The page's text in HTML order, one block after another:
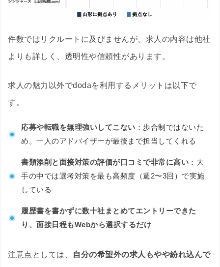
件数ではリクルートに及びませんが、求人の内容は他社
よりも詳しく、透明性や信頼性があります。
求人の魅力以外でdodaを利用するメリットは以下で
す。
応募や転職を無理強いしてこない ：歩合制ではないた
め。一人のアドバイザーが最後まで担当してくれる
書類添削と面接対策の評価が口コミで非常に高い ：大
手の中では選考対策を最も高頻度（週2〜3回）で実施
している
履歴書を書かずに数十社まとめてエントリーできた
り、面接日程もWebから選択するだけ
注意点としては、 自分の希望外の求人もやや紛れ込んで